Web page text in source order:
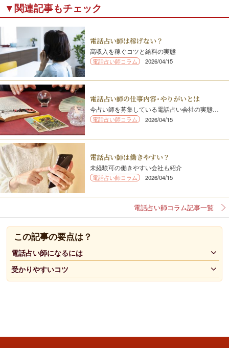
▼関連記事もチェック
電話占い師は稼げない？
高収入を稼ぐコツと給料の実態
電話占い師コラム 2026/04/15
電話占い師の仕事内容･やりがいとは
今占い師を募集している電話占い会社の実態…
電話占い師コラム 2026/04/15
電話占い師は働きやすい？
未経験可の働きやすい会社も紹介
電話占い師コラム 2026/04/15
電話占い師コラム記事一覧
この記事の要点は？
電話占い師になるには
受かりやすいコツ